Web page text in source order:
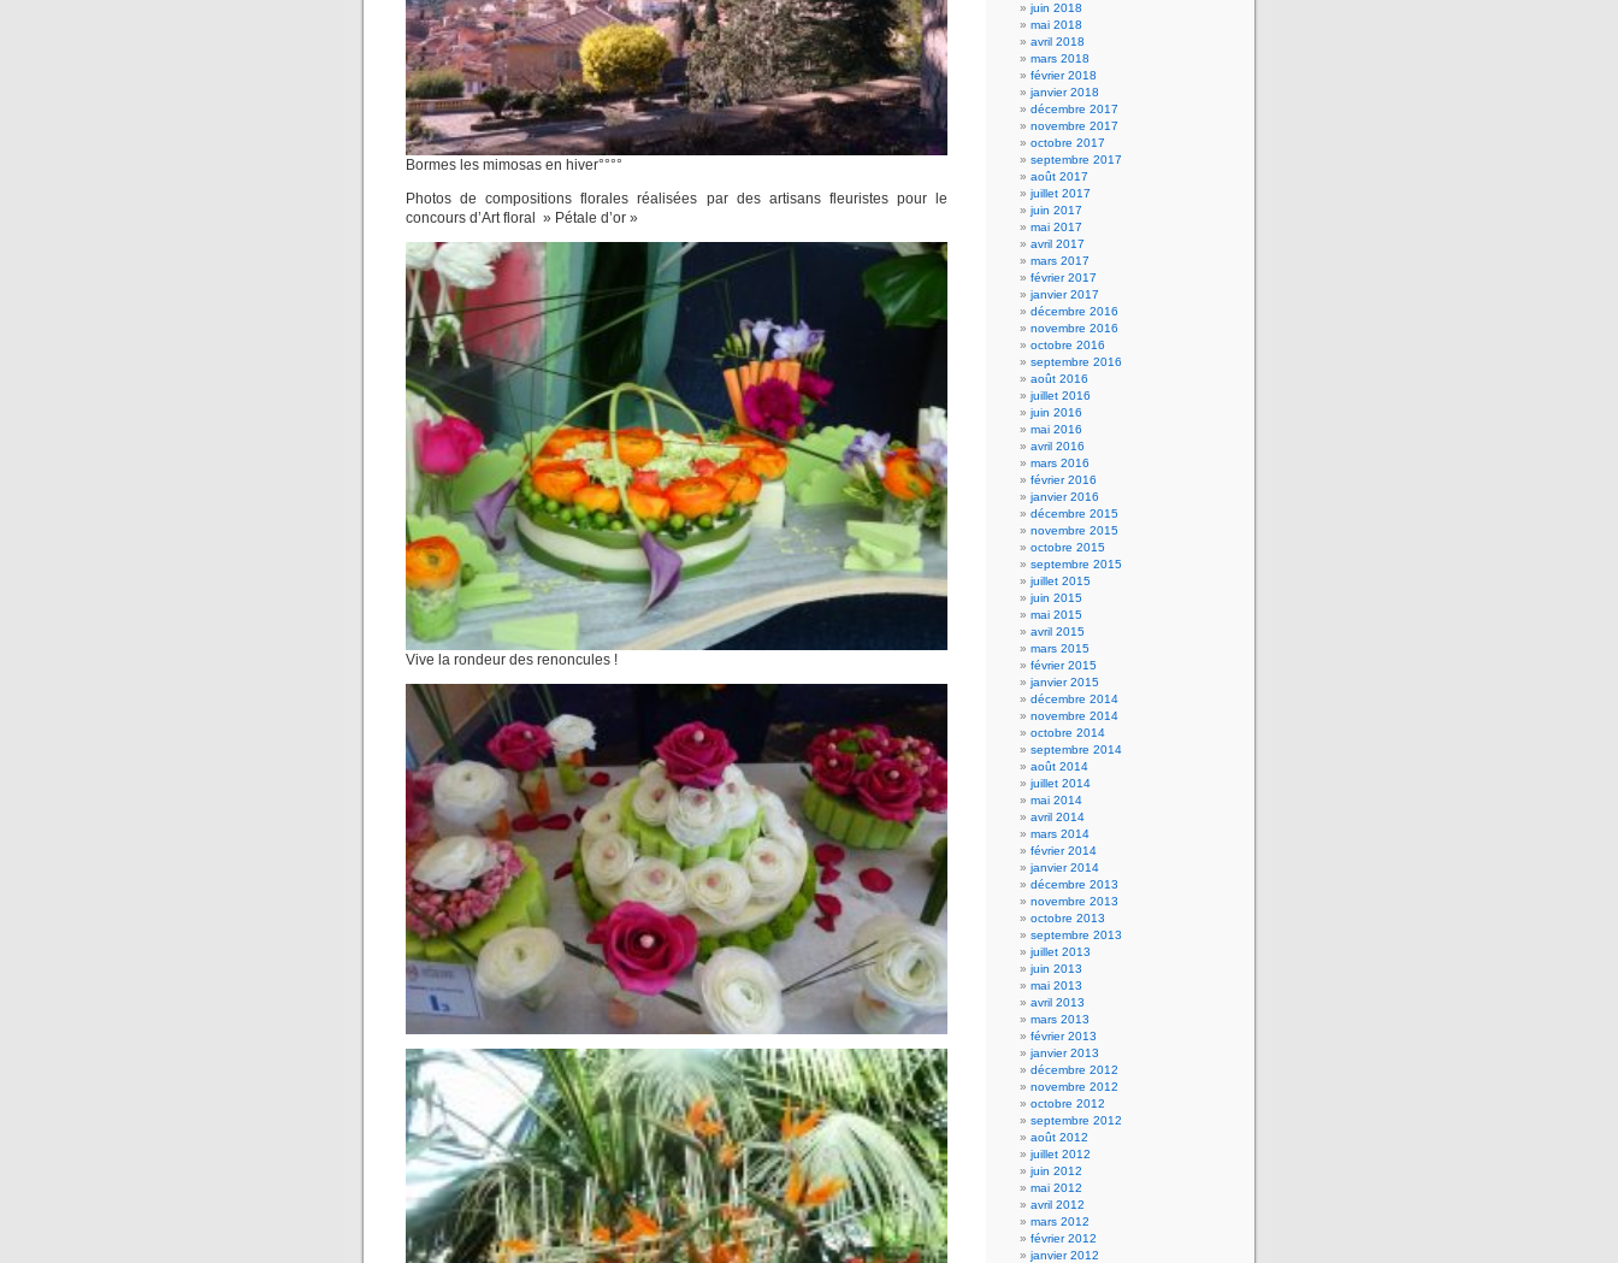
Bormes les mimosas en hiver°°°°
Photos de compositions florales réalisées par des artisans fleuristes pour le
concours d’Art floral » Pétale d’or »
Vive la rondeur des renoncules !
juin 2018
mai 2018
avril 2018
mars 2018
février 2018
janvier 2018
décembre 2017
novembre 2017
octobre 2017
septembre 2017
août 2017
juillet 2017
juin 2017
mai 2017
avril 2017
mars 2017
février 2017
janvier 2017
décembre 2016
novembre 2016
octobre 2016
septembre 2016
août 2016
juillet 2016
juin 2016
mai 2016
avril 2016
mars 2016
février 2016
janvier 2016
décembre 2015
novembre 2015
octobre 2015
septembre 2015
juillet 2015
juin 2015
mai 2015
avril 2015
mars 2015
février 2015
janvier 2015
décembre 2014
novembre 2014
octobre 2014
septembre 2014
août 2014
juillet 2014
mai 2014
avril 2014
mars 2014
février 2014
janvier 2014
décembre 2013
novembre 2013
octobre 2013
septembre 2013
juillet 2013
juin 2013
mai 2013
avril 2013
mars 2013
février 2013
janvier 2013
décembre 2012
novembre 2012
octobre 2012
septembre 2012
août 2012
juillet 2012
juin 2012
mai 2012
avril 2012
mars 2012
février 2012
janvier 2012